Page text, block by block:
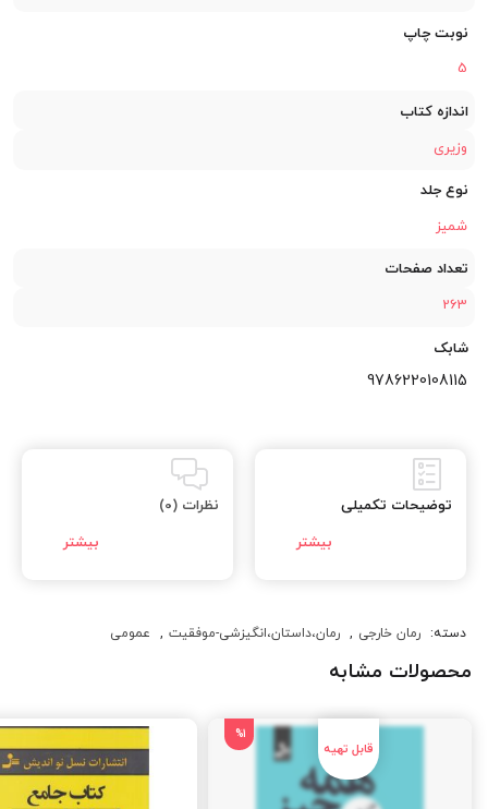
نوبت چاپ
5
اندازه کتاب
وزیری
نوع جلد
شمیز
تعداد صفحات
263
شابک
9786220108115
توضیحات تکمیلی نظرات (0)
دسته: رمان خارجی , رمان،داستان،انگیزشی-موفقیت , عمومی
محصولات مشابه